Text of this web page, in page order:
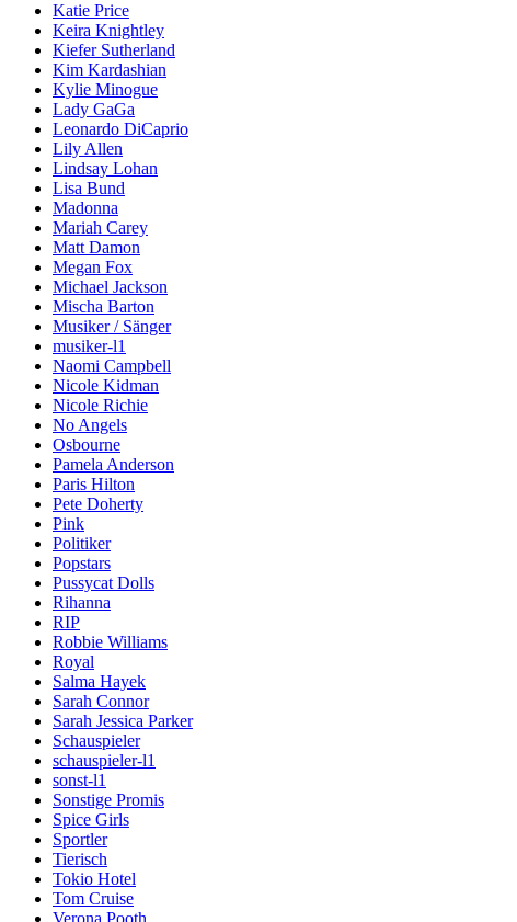
Katie Price
Keira Knightley
Kiefer Sutherland
Kim Kardashian
Kylie Minogue
Lady GaGa
Leonardo DiCaprio
Lily Allen
Lindsay Lohan
Lisa Bund
Madonna
Mariah Carey
Matt Damon
Megan Fox
Michael Jackson
Mischa Barton
Musiker / Sänger
musiker-l1
Naomi Campbell
Nicole Kidman
Nicole Richie
No Angels
Osbourne
Pamela Anderson
Paris Hilton
Pete Doherty
Pink
Politiker
Popstars
Pussycat Dolls
Rihanna
RIP
Robbie Williams
Royal
Salma Hayek
Sarah Connor
Sarah Jessica Parker
Schauspieler
schauspieler-l1
sonst-l1
Sonstige Promis
Spice Girls
Sportler
Tierisch
Tokio Hotel
Tom Cruise